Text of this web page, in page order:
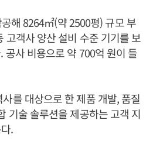
해 8264㎡(약 2500평) 규모 부
고객사 양산 설비 수준 기기를 보
공사 비용으로 약 700억 원이 들
를 대상으로 한 제품 개발, 품질
기술 솔루션을 제공하는 고객 지
.